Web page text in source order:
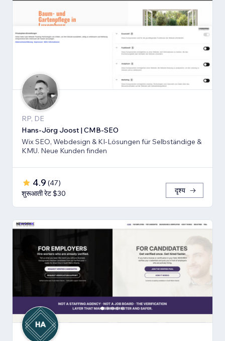
RP, DE
Hans-Jörg Joost | CMB-SEO
Wix SEO, Webdesign & KI-Lösungen für Selbständige &
KMU. Neue Kunden finden
4.9 (47)
शुरूआती रेट $30
दृश्य